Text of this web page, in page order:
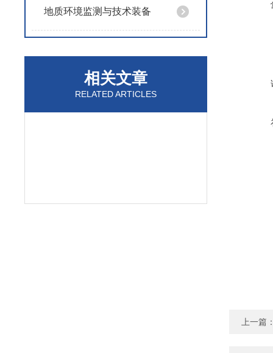
地质环境监测与技术装备
相关文章
RELATED ARTICLES
上一篇